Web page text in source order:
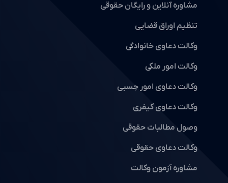
مشاوره آنلاین و رایگان حقوقی
تنظیم اوراق قضایی
وکالت دعاوی خانوادگی
وکالت امور ملکی
وکالت دعاوی امور حِسبی
وکالت دعاوی کیفری
وصول مطالبات حقوقی
وکالت دعاوی حقوقی
مشاوره آزمون وکالت